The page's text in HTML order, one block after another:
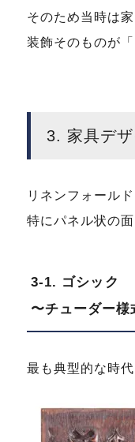
そのため当時は
装飾そのものが
3. 家具デ
リネンフォール
特にパネル状の
3-1. ゴシック
〜チューダー様
最も典型的な時